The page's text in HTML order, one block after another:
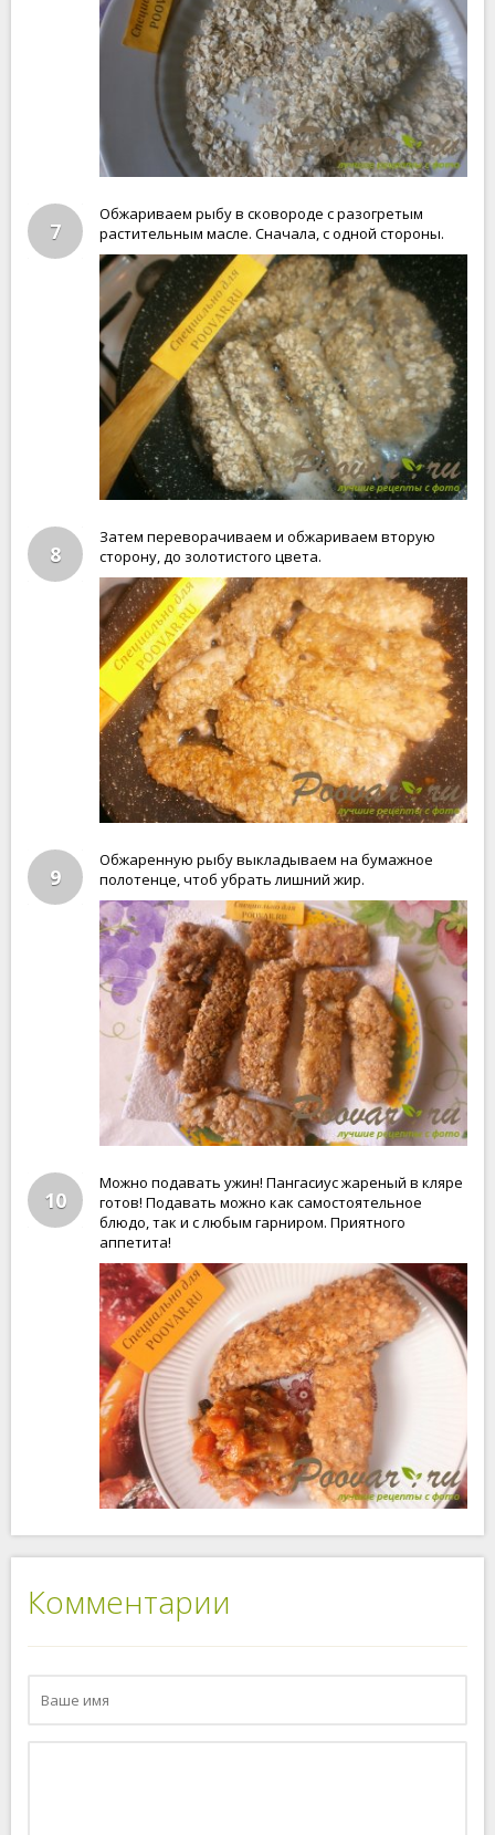
7
Обжариваем рыбу в сковороде с разогретым
растительным масле. Сначала, с одной стороны.
8
Затем переворачиваем и обжариваем вторую
сторону, до золотистого цвета.
9
Обжаренную рыбу выкладываем на бумажное
полотенце, чтоб убрать лишний жир.
10
Можно подавать ужин! Пангасиус жареный в кляре
готов! Подавать можно как самостоятельное
блюдо, так и с любым гарниром. Приятного
аппетита!
Комментарии